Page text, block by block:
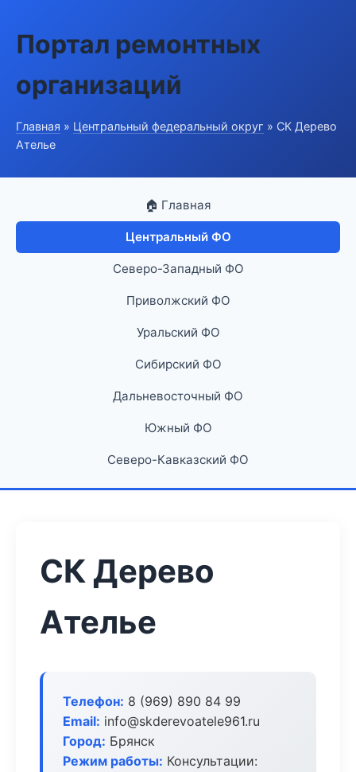
Портал ремонтных
организаций
Главная » Центральный федеральный округ » СК Дерево
Ателье
🏠 Главная
Центральный ФО
Северо-Западный ФО
Приволжский ФО
Уральский ФО
Сибирский ФО
Дальневосточный ФО
Южный ФО
Северо-Кавказский ФО
СК Дерево
Ателье
Телефон: 8 (969) 890 84 99
Email: info@skderevoatele961.ru
Город: Брянск
Режим работы: Консультации: